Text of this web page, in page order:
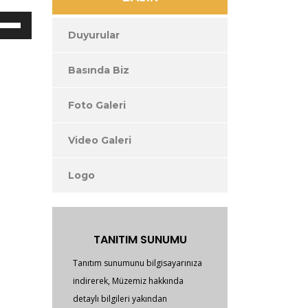
artırın
Duyurular
Basında Biz
Foto Galeri
Video Galeri
Logo
TANITIM SUNUMU
Tanıtım sunumunu bilgisayarınıza
indirerek, Müzemiz hakkında
detaylı bilgileri yakından